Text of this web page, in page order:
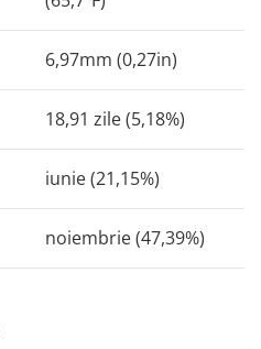
6,97mm (0,27in)
18,91 zile (5,18%)
iunie (21,15%)
noiembrie (47,39%)